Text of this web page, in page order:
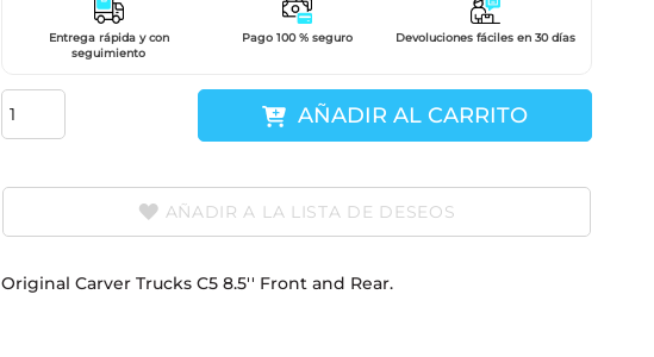
Entrega rápida y con
seguimiento
Pago 100 % seguro Devoluciones fáciles en 30 días
AÑADIR AL CARRITO
AÑADIR A LA LISTA DE DESEOS
Original Carver Trucks C5 8.5'' Front and Rear.